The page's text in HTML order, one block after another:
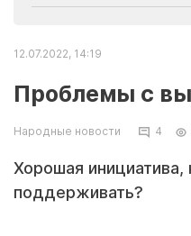
12.07.2022, 14:19
Проблемы с
Народные новости 4
Хорошая инициатива,
поддерживать?